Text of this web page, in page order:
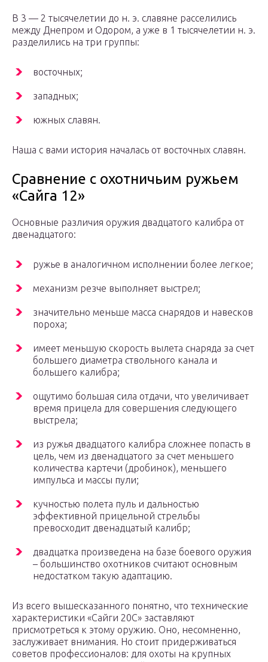
В 3 — 2 тысячелетии до н. э. славяне расселились
между Днепром и Одором, а уже в 1 тысячелетии н. э.
разделились на три группы:
восточных;
западных;
южных славян.
Наша с вами история началась от восточных славян.
Сравнение с охотничьим ружьем
«Сайга 12»
Основные различия оружия двадцатого калибра от
двенадцатого:
ружье в аналогичном исполнении более легкое;
механизм резче выполняет выстрел;
значительно меньше масса снарядов и навесков
пороха;
имеет меньшую скорость вылета снаряда за счет
большего диаметра ствольного канала и
большего калибра;
ощутимо большая сила отдачи, что увеличивает
время прицела для совершения следующего
выстрела;
из ружья двадцатого калибра сложнее попасть в
цель, чем из двенадцатого за счет меньшего
количества картечи (дробинок), меньшего
импульса и массы пули;
кучностью полета пуль и дальностью
эффективной прицельной стрельбы
превосходит двенадцатый калибр;
двадцатка произведена на базе боевого оружия
– большинство охотников считают основным
недостатком такую адаптацию.
Из всего вышесказанного понятно, что технические
характеристики «Сайги 20С» заставляют
присмотреться к этому оружию. Оно, несомненно,
заслуживает внимания. Но стоит придерживаться
советов профессионалов: для охоты на крупных